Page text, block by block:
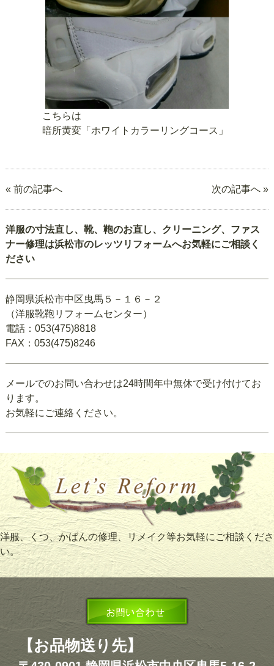
こちらは
暗所黄変「ホワイトカラーリングコース」
« 前の記事へ 次の記事へ »
洋服の寸法直し、靴、鞄のお直し、クリーニング、ファス
ナー修理は浜松市のレッツリフォームへお気軽にご相談く
ださい
静岡県浜松市中区曳馬５－１６－２
（洋服靴鞄リフォームセンター）
電話：053(475)8818
FAX：053(475)8246
メールでのお問い合わせは24時間年中無休で受け付けてお
ります。
お気軽にご連絡ください。
洋服、くつ、かばんの修理、リメイク等お気軽にご相談くださ
い。
【お品物送り先】